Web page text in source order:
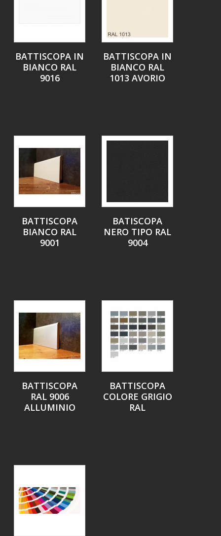
BATTISCOPA IN
BIANCO RAL
9016
BATTISCOPA IN
BIANCO RAL
1013 AVORIO
BATTISCOPA
BIANCO RAL
9001
BATISCOPA
NERO TIPO RAL
9004
BATTISCOPA
RAL 9006
ALLUMINIO
BATTISCOPA
COLORE GRIGIO
RAL